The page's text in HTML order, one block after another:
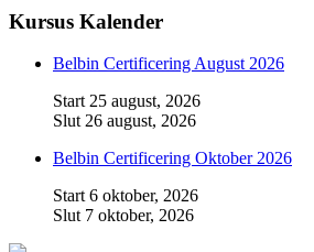
Kursus Kalender
Belbin Certificering August 2026
Start 25 august, 2026
Slut 26 august, 2026
Belbin Certificering Oktober 2026
Start 6 oktober, 2026
Slut 7 oktober, 2026